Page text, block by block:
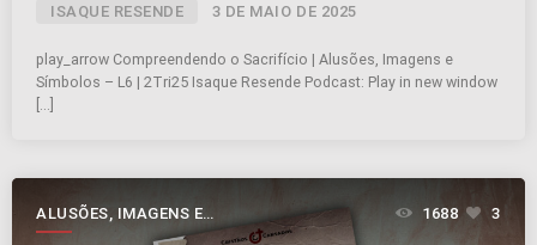
ISAQUE RESENDE 3 DE MAIO DE 2025
play_arrow Compreendendo o Sacrifício | Alusões, Imagens e
Símbolos – L6 | 2Tri25 Isaque Resende Podcast: Play in new window
ALUSÕES, IMAGENS E
SÍMBOLOS
1688 3